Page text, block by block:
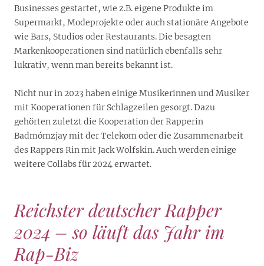
Businesses gestartet, wie z.B. eigene Produkte im
Supermarkt, Modeprojekte oder auch stationäre Angebote
wie Bars, Studios oder Restaurants. Die besagten
Markenkooperationen sind natürlich ebenfalls sehr
lukrativ, wenn man bereits bekannt ist.
Nicht nur in 2023 haben einige Musikerinnen und Musiker
mit Kooperationen für Schlagzeilen gesorgt. Dazu
gehörten zuletzt die Kooperation der Rapperin
Badmómzjay mit der Telekom oder die Zusammenarbeit
des Rappers Rin mit Jack Wolfskin. Auch werden einige
weitere Collabs für 2024 erwartet.
Reichster deutscher Rapper
2024 – so läuft das Jahr im
Rap-Biz